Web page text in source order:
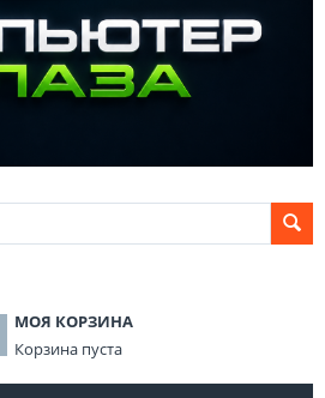
МОЯ КОРЗИНА
Корзина пуста